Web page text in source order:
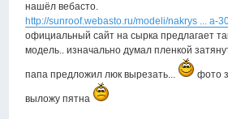
нашёл вебасто.
http://sunroof.webasto.ru/modeli/nakrys ... a-
официальный сайт на сырка предлагает
модель.. изначально думал пленкой
папа предложил люк вырезать... фото
выложу пятна